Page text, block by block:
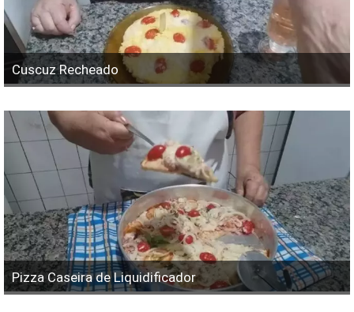
Cuscuz Recheado
Pizza Caseira de Liquidificador